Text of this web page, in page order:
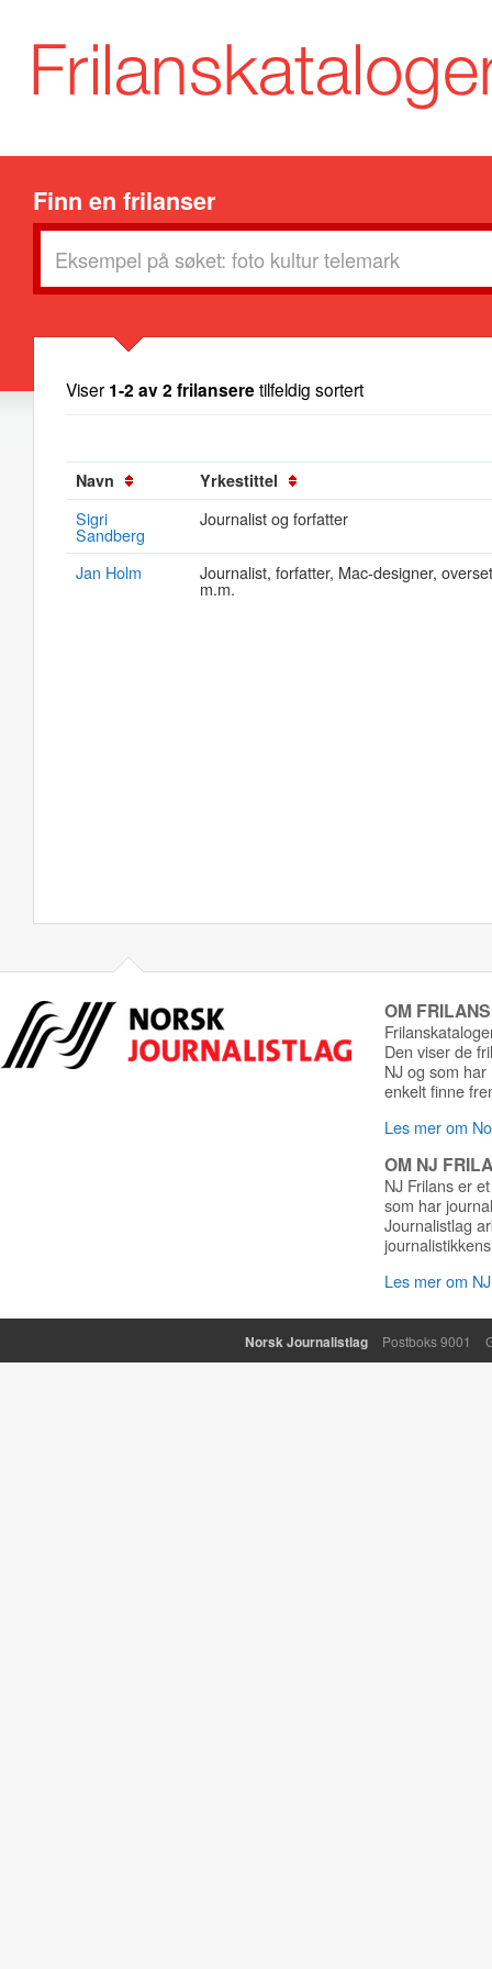
Finn en frilanser
Viser 1-2 av 2 frilanseretilfeldig sortert
Navn Yrkestittel
Sigri
Sandberg
Journalist og forfatter
Jan Holm Journalist, forfatter, Mac-designer,
m.m.
OM
Den viser de
NJ og som
enkelt finne
Les mer om
OM NJ
NJ Frilans er
som har
Journalistlag
Les mer om
Norsk Journalistlag Postboks 9001